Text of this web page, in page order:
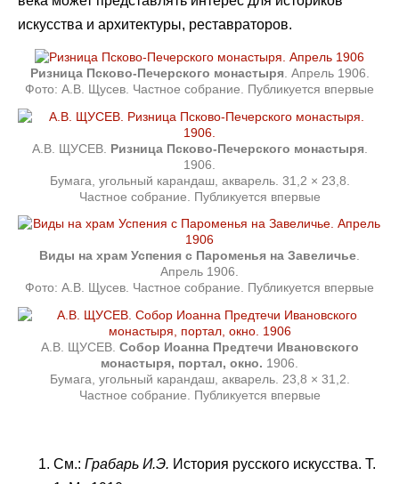
искусства и архитектуры, реставраторов.
Ризница Псково-Печерского монастыря. Апрель 1906.
Фото: А.В. Щусев. Частное собрание. Публикуется впервые
А.В. ЩУСЕВ. Ризница Псково-Печерского монастыря.
1906.
Бумага, угольный карандаш, акварель. 31,2 × 23,8.
Частное собрание. Публикуется впервые
Виды на храм Успения с Пароменья на Завеличье.
Апрель 1906.
Фото: А.В. Щусев. Частное собрание. Публикуется впервые
А.В. ЩУСЕВ. Собор Иоанна Предтечи Ивановского
монастыря, портал, окно. 1906.
Бумага, угольный карандаш, акварель. 23,8 × 31,2.
Частное собрание. Публикуется впервые
См.: Грабарь И.Э. История русского искусства. Т.